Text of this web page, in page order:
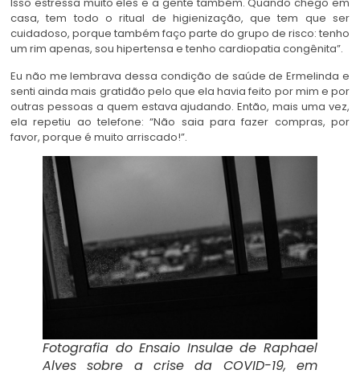
Isso estressa muito eles e a gente também. Quando chego em
casa, tem todo o ritual de higienização, que tem que ser
cuidadoso, porque também faço parte do grupo de risco: tenho
um rim apenas, sou hipertensa e tenho cardiopatia congênita”.
Eu não me lembrava dessa condição de saúde de Ermelinda e
senti ainda mais gratidão pelo que ela havia feito por mim e por
outras pessoas a quem estava ajudando. Então, mais uma vez,
ela repetiu ao telefone: “Não saia para fazer compras, por
favor, porque é muito arriscado!”.
Fotografia do Ensaio Insulae de Raphael
Alves sobre a crise da COVID-19, em